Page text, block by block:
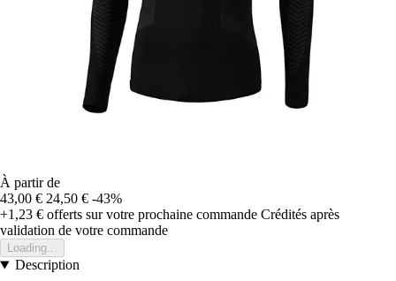
À partir de
43,00 € 24,50 € -43%
+1,23 € offerts sur votre prochaine commande Crédités après
validation de votre commande
Loading...
Description